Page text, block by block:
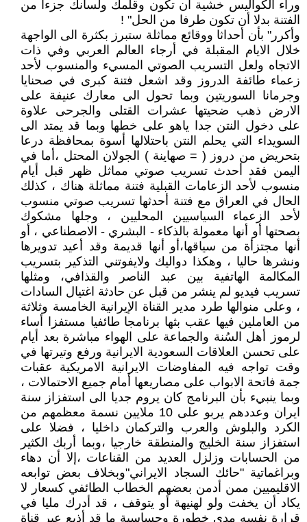
وراء الكواليس خشية أن تكون وقلمك ولسانك جزءا من
الفتنة بدلا أن تكون طرفا من الحل" !
وأكرر" بأن أحداثا ووقائع مماثلة ستبرز بكثرة الى الواجهة
خلال الايام المقبلة في أرجاء العالم العربي وفي ذات
الاتجاه ولعل التسريب الصوتي المسيء والمنسوب لأحد
زعماء طائفة الدروز وقد اشعل فتنة كبرى في صحنايا
وجرمانا السوريتين وبما تحول الى معارك عنيفة على
الارض ذهب ضحيتها عشرات القتلى والجرحى علاوة
على دخول النتن جدا ياهو على خطها وبما قد يمتد الى
السويداء التي يحلم النتن باحتلالها أسوة بمحافظة درعا
بتحريض من دروز ( = صهاينة ) الجولان المحتل ،أما في
اليمن فقد أحدث تسريب صوتي مماثل ظهر قبل أيام
منسوب لأحد الزعامات القبلية فتنة مماثلة هناك ، كذلك
الحال في العراق مع فتنة أحدثها تسريب صوتي منسوب
لأحد الزعماء السياسيين المحليين ، وجلها مشكوك
بصحتها أو أنها معمولة بالذكاء - البشري - الاصطناعي ، أو
أنها مجتزأة من سياقها،أو أنها قديمة وقد أعيد تدويرها
ونشرها حاليا ، وهكذا دواليك ولايفوتني التذكير بتسريب
المكالمة الهاتفية بين عبد الناصر والقذافي، ومثلها
تسريب فيديو لم ينشر من قبل عن حادثة اغتيال السادات
، وعلى منوالها طرد مدير القناة الإيرانية الخامسة وثلاثة
من العاملين فيها عقب بثها برنامجا طائفيا مستفزا أساء
لرموز أهل السُنة والجماعة على الهواء مباشرة بعد أيام
على تحسن العلاقات السعودية الايرانية ورفع وتيرتها في
وقت تواجه فيه المفاوضات الايرانية الامريكية عقبات
جمة فاتحة الابواب على مصاريعها أمام جميع الاحتمالات ،
وبما ينبيء بأن البرنامج كان يروم جديا الى استفزاز سنة
ايران وعددهم يربو على 10 ملايين نسمة معظمهم من
الكرد والبلوش والعرب والتركمان داخليا ، فضلا على
استفزاز سنة الخليج والمنطقة خارجيا ،وبما أربك الكثير
من الحسابات وزلزل العديد من القناعات ،إلا أن دهاء
وبراغماتية "حائك السجاد الايراني"وبخلاف بعض توابعه
الاقليميين ممن أدمن بعضهم الخطاب الطائفي كسعار لا
يكاد أن يخفت ولو لهنيهة أو يتوقف ، قد أدرك مليا في
قرارة نفسه مدى خطورة وحساسية ما قد أذيع عبر قناة